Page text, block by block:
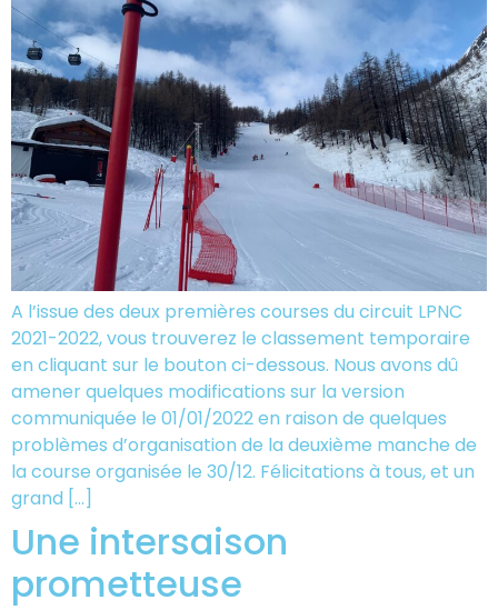
A l’issue des deux premières courses du circuit LPNC
2021-2022, vous trouverez le classement temporaire
en cliquant sur le bouton ci-dessous. Nous avons dû
amener quelques modifications sur la version
communiquée le 01/01/2022 en raison de quelques
problèmes d’organisation de la deuxième manche de
la course organisée le 30/12. Félicitations à tous, et un
grand […]
Une intersaison
prometteuse